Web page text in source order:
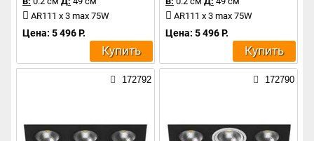
AR111 x 3 max 75W
Цена: 5 496 Р.
Купить
AR111 x 3 max 75W
Цена: 5 496 Р.
Купить
172792 172790